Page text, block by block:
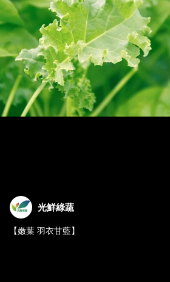
光鮮綠蔬
【嫩葉 羽衣甘藍】
羽衣甘藍擁有精緻小巧的荷葉滾邊葉緣，
色澤，嫩葉質地柔軟細緻，成葉纖維較粗